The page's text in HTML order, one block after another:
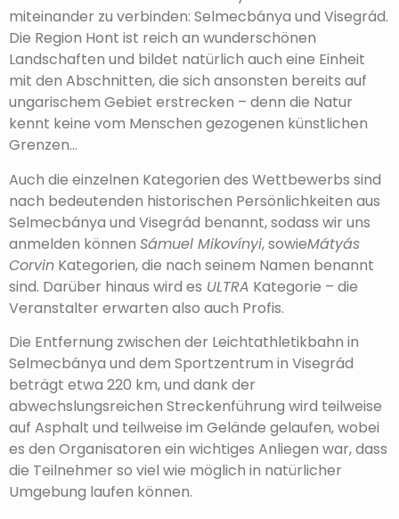
miteinander zu verbinden: Selmecbánya und Visegrád.
Die Region Hont ist reich an wunderschönen
Landschaften und bildet natürlich auch eine Einheit
mit den Abschnitten, die sich ansonsten bereits auf
ungarischem Gebiet erstrecken – denn die Natur
kennt keine vom Menschen gezogenen künstlichen
Grenzen…
Auch die einzelnen Kategorien des Wettbewerbs sind
nach bedeutenden historischen Persönlichkeiten aus
Selmecbánya und Visegrád benannt, sodass wir uns
anmelden können Sámuel Mikovínyi, sowieMátyás
Corvin Kategorien, die nach seinem Namen benannt
sind. Darüber hinaus wird es ULTRA Kategorie – die
Veranstalter erwarten also auch Profis.
Die Entfernung zwischen der Leichtathletikbahn in
Selmecbánya und dem Sportzentrum in Visegrád
beträgt etwa 220 km, und dank der
abwechslungsreichen Streckenführung wird teilweise
auf Asphalt und teilweise im Gelände gelaufen, wobei
es den Organisatoren ein wichtiges Anliegen war, dass
die Teilnehmer so viel wie möglich in natürlicher
Umgebung laufen können.